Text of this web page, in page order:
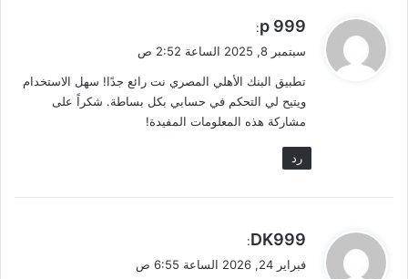
ي
ل
p 999
:
سبتمبر 8, 2025 الساعة 2:52 ص
تطبيق البنك الأهلي المصري نت رائع جدًا! سهل الاستخدام
ويتيح لي التحكم في حسابي بكل بساطة. شكراً على
مشاركة هذه المعلومات المفيدة!
رد
يDK999
:
فبراير 24, 2026 الساعة 6:55 ص